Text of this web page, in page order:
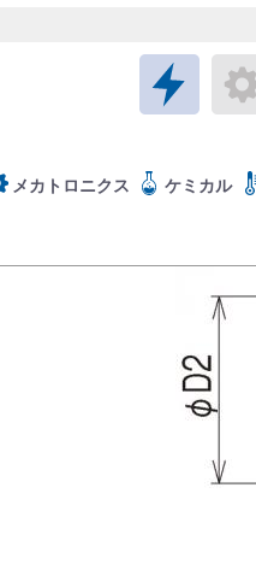
エレ
メカトロニクス ケミカル